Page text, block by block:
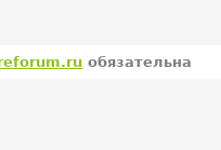
обязательна